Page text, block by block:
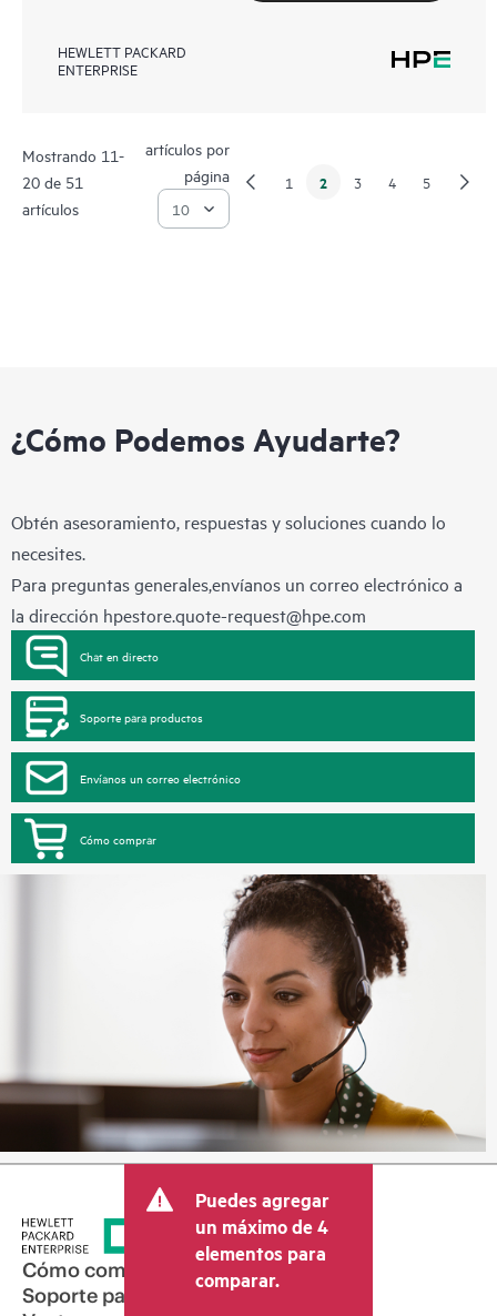
HEWLETT PACKARD
ENTERPRISE
Mostrando 11-
20 de 51
artículos
artículos por
página
1 2 3 4 5
¿Cómo Podemos Ayudarte?
Obtén asesoramiento, respuestas y soluciones cuando lo
necesites.
Para preguntas generales,envíanos un correo electrónico a
la dirección hpestore.quote-request@hpe.com
Chat en directo
Soporte para productos
Envíanos un correo electrónico
Cómo comprar
Puedes agregar
un máximo de 4
elementos para
comparar.
Cómo comprar
Soporte para productos